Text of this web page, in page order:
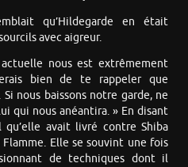
qu’Hildegarde en était
avec aigreur.
nous est extrêmement
bien de te rappeler que
nous baissons notre garde, ne
qui nous anéantira. » En disant
qu’elle avait livré contre Shiba
Elle se souvint une fois
de techniques dont il